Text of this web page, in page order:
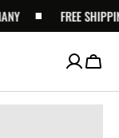
FREE SHIPPING
Cart